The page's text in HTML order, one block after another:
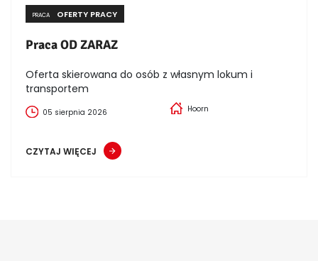
PRACA OFERTY PRACY
Praca OD ZARAZ
Oferta skierowana do osób z własnym lokum i
transportem
05 sierpnia 2026 Hoorn
CZYTAJ WIĘCEJ